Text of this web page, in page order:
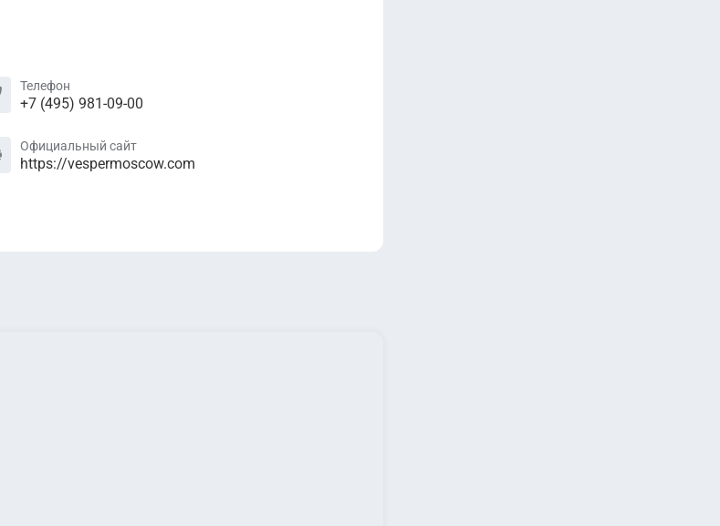
Телефон
+7 (495) 981-09-00
Официальный сайт
https://vespermoscow.com